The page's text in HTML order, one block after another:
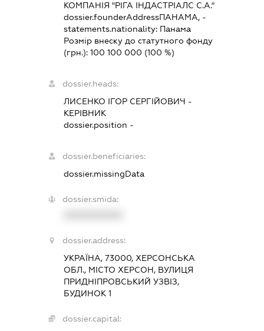
КОМПАНІЯ "РІГА ІНДАСТРІАЛС С.А."
dossier.founderAddressПАНАМА, -
statements.nationality: Панама
Розмір внеску до статутного фонду
(грн.):100 100 000 (100 %)
dossier.heads:
ЛИСЕНКО ІГОР СЕРГІЙОВИЧ -
КЕРІВНИК
dossier.position -
dossier.beneficiaries:
dossier.missingData
dossier.smida:
dossier.address:
УКРАЇНА, 73000, ХЕРСОНСЬКА
ОБЛ., МІСТО ХЕРСОН, ВУЛИЦЯ
ПРИДНІПРОВСЬКИЙ УЗВІЗ,
БУДИНОК 1
dossier.capital: